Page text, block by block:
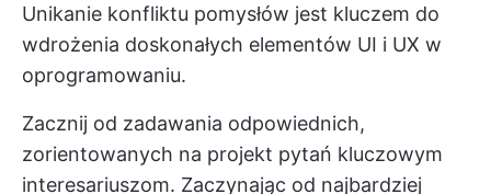
Unikanie konfliktu pomysłów jest kluczem do
wdrożenia doskonałych elementów UI i UX w
oprogramowaniu.
Zacznij od zadawania odpowiednich,
zorientowanych na projekt pytań kluczowym
interesariuszom. Zaczynając od najbardziej